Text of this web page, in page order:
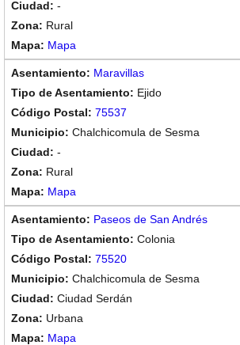
-
Rural
Mapa
Maravillas
Ejido
75537
Chalchicomula de Sesma
-
Rural
Mapa
Paseos de San Andrés
Colonia
75520
Chalchicomula de Sesma
Ciudad Serdán
Urbana
Mapa